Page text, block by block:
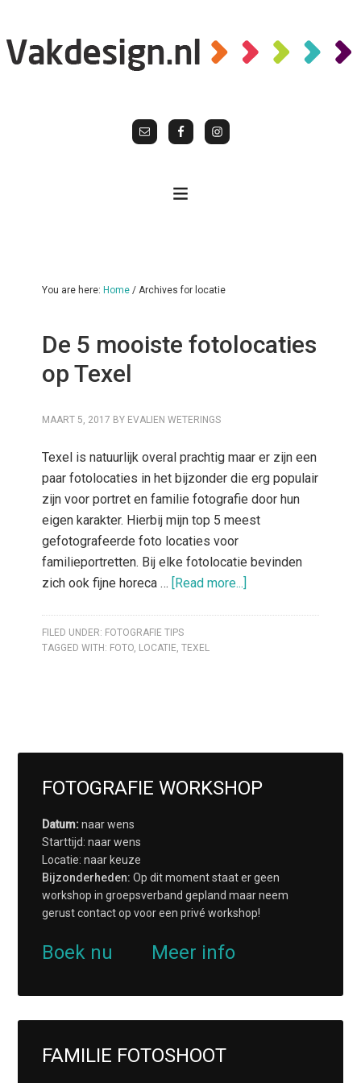
You are here: Home / Archives for locatie
De 5 mooiste fotolocaties
op Texel
MAART 5, 2017 BY EVALIEN WETERINGS
Texel is natuurlijk overal prachtig maar er zijn een
paar fotolocaties in het bijzonder die erg populair
zijn voor portret en familie fotografie door hun
eigen karakter. Hierbij mijn top 5 meest
gefotografeerde foto locaties voor
familieportretten. Bij elke fotolocatie bevinden
zich ook fijne horeca … [Read more...]
FILED UNDER: FOTOGRAFIE TIPS
TAGGED WITH: FOTO, LOCATIE,TEXEL
FOTOGRAFIE WORKSHOP
Datum:naar wens
Starttijd: naar wens
Locatie: naar keuze
Bijzonderheden: Op dit moment staat er geen
workshop in groepsverband gepland maar neem
gerust contact op voor een privé workshop!
Boek nu Meer info
FAMILIE FOTOSHOOT